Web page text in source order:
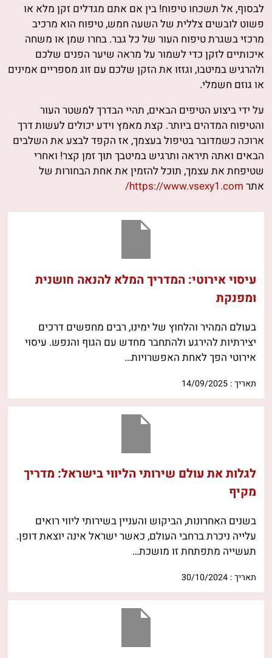
לבסוף, אל תשכחו טיפוח! בין אם אתם מגדלים זקן מלא או
פשוט לובשים צללית של השעה חמש, טיפוח הוא מרכיב
מרכזי בשגרת טיפוח העור של כל גבר. בחרו שמן או משחה
איכותיים לזקן כדי לשמור על מראה שיער הפנים שלכם
ולהרגיש במיטבו, וגזזו את הזקן שלכם עם זוג מספריים אמינים
או גוזם חשמלי.
על ידי ביצוע הטיפים הבאים, תהיי הבדרך למשטר העור
והטיפוח המדהים ביותר. קצת מאמץ וידע יכולים לעשות דרך
ארוכה כשמדובר בטיפול בעצמך, אז הקפד לבצע את השלבים
הבאים ואתה תיראה ותרגיש במיטבך תוך זמן קצר! ואחרי
שטיפחת את עצמך, תוכל להזמין את אחת הבחורות של
אתר https://www.vsexy1.com/
עיסוי אירוטי: המדריך המלא להנאה חושנית
ומפנקת
בעולם המהיר והלחוץ של ימינו, רבים מחפשים דרכים
יצירתיות להירגע ולהתחבר מחדש עם הגוף והנפש. עיסוי
אירוטי הפך לאחת האפשרויות…
תאריך : 14/09/2025
לגלות את עולם שירותי הליווי בישראל: מדריך
מקיף
בשנים האחרונות, הביקוש והעניין בשירותי ליווי רואים
עלייה ניכרת ברחבי העולם, כאשר ישראל אינה יוצאת דופן.
תעשייה מתפתחת זו מושכת…
תאריך : 30/10/2024